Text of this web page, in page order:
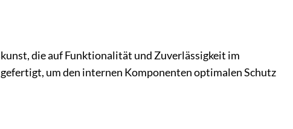
die auf Funktionalität und Zuverlässigkeit im
um den internen Komponenten optimalen Schutz